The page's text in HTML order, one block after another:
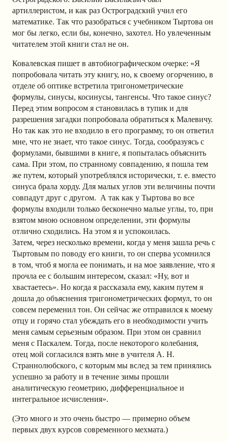
артиллеристом, и как раз Остроградский учил его
математике. Так что разобраться с учебником Тыртова он
мог бы легко, если бы, конечно, захотел. Но увлеченным
читателем этой книги стал не он.
Ковалевская пишет в автобиографическом очерке: «Я
попробовала читать эту книгу, но, к своему огорчению, в
отделе об оптике встретила тригонометрические
формулы, синусы, косинусы, тангенсы. Что такое синус?
Перед этим вопросом я становилась в тупик и для
разрешения загадки попробовала обратиться к Малевичу.
Но так как это не входило в его программу, то он ответил
мне, что не знает, что такое синус. Тогда, сообразуясь с
формулами, бывшими в книге, я попыталась объяснить
сама. При этом, по странному совпадению, я пошла тем
же путем, который употреблялся исторически, т. е. вместо
синуса брала хорду. Для малых углов эти величины почти
совпадут друг с другом. А так как у Тыртова во все
формулы входили только бесконечно малые углы, то, при
взятом мною основном определении, эти формулы
отлично сходились. На этом я и успокоилась.
Затем, через несколько времени, когда у меня зашла речь с
Тыртовым по поводу его книги, то он сперва усомнился
в том, чтоб я могла ее понимать, и на мое заявление, что я
прочла ее с большим интересом, сказал: «Ну, вот и
хвастаетесь». Но когда я рассказала ему, каким путем я
дошла до объяснения тригонометрических формул, то он
совсем переменил тон. Он сейчас же отправился к моему
отцу и горячо стал убеждать его в необходимости учить
меня самым серьезным образом. При этом он сравнил
меня с Паскалем. Тогда, после некоторого колебания,
отец мой согласился взять мне в учителя А. Н.
Страннолюбского, с которым мы вслед за тем принялись
успешно за работу и в течение зимы прошли
аналитическую геометрию, дифференциальное и
интегральное исчисления».
(Это много и это очень быстро — примерно объем
первых двух курсов современного мехмата.)